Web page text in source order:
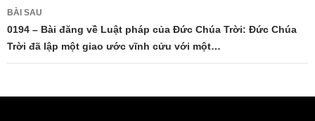
viết
BÀI SAU
0194 – Bài đăng về Luật pháp của Đức Chúa Trời: Đức Chúa
Trời đã lập một giao ước vĩnh cửu với một…